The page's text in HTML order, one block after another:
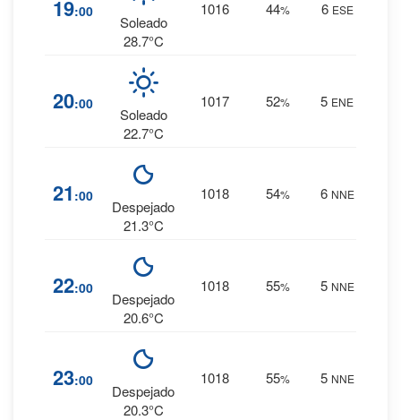
19:00
Soleado
28.7°C
1016 44% 6 ESE
20:00
Soleado
22.7°C
1017 52% 5 ENE
21 :00
Despejado
21.3°C
1018 54% 6 NNE
22:00
Despejado
20.6°C
1018 55% 5 NNE
23:00
Despejado
20.3°C
1018 55% 5 NNE